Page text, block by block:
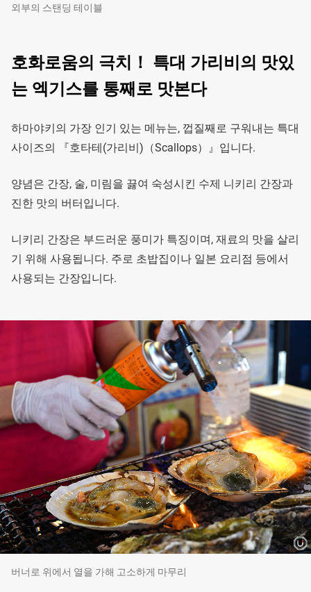
외부의 스탠딩 테이블
호화로움의 극치！ 특대 가리비의 맛있
는 엑기스를 통째로 맛본다
하마야키의 가장 인기 있는 메뉴는, 껍질째로 구워내는 특대
사이즈의 『호타테(가리비)（Scallops）』입니다.
양념은 간장, 술, 미림을 끓여 숙성시킨 수제 니키리 간장과
진한 맛의 버터입니다.
니키리 간장은 부드러운 풍미가 특징이며, 재료의 맛을 살리
기 위해 사용됩니다. 주로 초밥집이나 일본 요리점 등에서
사용되는 간장입니다.
버너로 위에서 열을 가해 고소하게 마무리